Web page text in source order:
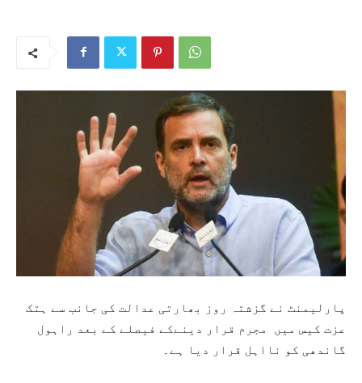
پارلیمنٹ نے گزشتہ روز بھارتی عدالت کی جانب سے ہتک
عزت کیس میں مجرم قرار دینےکے فیصلے کے بعد راہول
گاندھی کو نااہل قرار دیا ہے۔